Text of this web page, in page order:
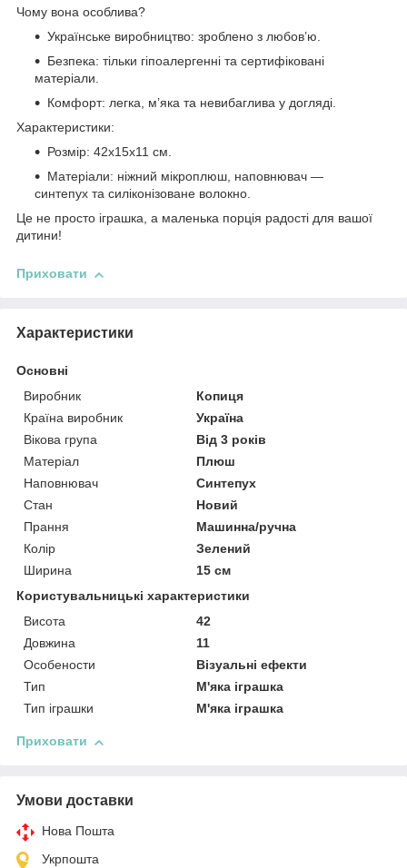
Чому вона особлива?
Українське виробництво: зроблено з любов’ю.
Безпека: тільки гіпоалергенні та сертифіковані
матеріали.
Комфорт: легка, м’яка та невибаглива у догляді.
Характеристики:
Розмір: 42х15х11 см.
Матеріали: ніжний мікроплюш, наповнювач —
синтепух та силіконізоване волокно.
Це не просто іграшка, а маленька порція радості для вашої
дитини!
Приховати
Характеристики
Основні
Виробник
Копиця
Країна виробник
Україна
Вікова група
Від 3 років
Матеріал
Плюш
Наповнювач
Синтепух
Стан
Новий
Прання
Машинна/ручна
Колір
Зелений
Ширина
15 см
Користувальницькі характеристики
Висота
42
Довжина
11
Особености
Візуальні ефекти
Тип
М'яка іграшка
Тип іграшки
М'яка іграшка
Приховати
Умови доставки
Нова Пошта
Укрпошта